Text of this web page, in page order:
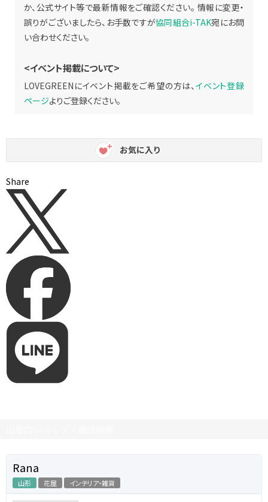
か、公式サイト等で最新情報をご確認ください。 情報に変更・
誤りがございましたら、お手数ですが協同組合i-TAK宛にお問
い合わせください。
<イベント掲載について>
LOVEGREENにイベント掲載をご希望の方は、 イベント登録
ページよりご登録ください。
お気に入り
Share
Rana
山形 花屋 インテリア・雑貨